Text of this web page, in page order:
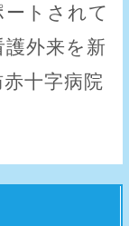
ートされて
外来を新
十字病院